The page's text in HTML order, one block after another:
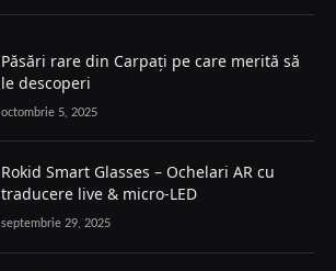
Păsări rare din Carpați pe care merită să
le descoperi
octombrie 5, 2025
Rokid Smart Glasses – Ochelari AR cu
traducere live & micro-LED
septembrie 29, 2025